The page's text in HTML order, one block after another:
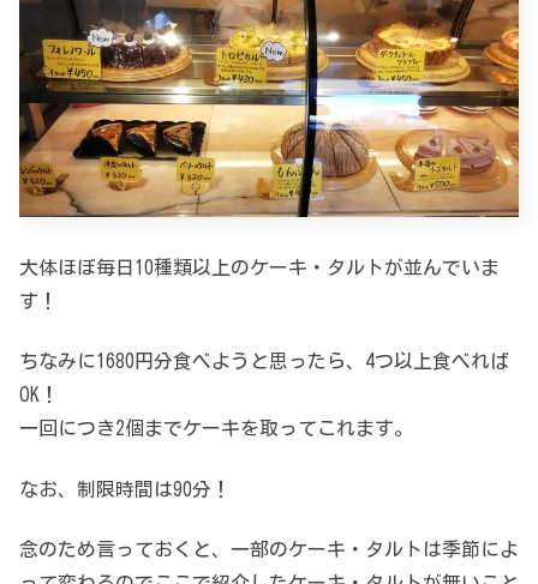
大体ほぼ毎日10種類以上のケーキ・タルトが並んでいま
す！
ちなみに1680円分食べようと思ったら、4つ以上食べれば
OK！
一回につき2個までケーキを取ってこれます。
なお、制限時間は90分！
念のため言っておくと、一部のケーキ・タルトは季節によ